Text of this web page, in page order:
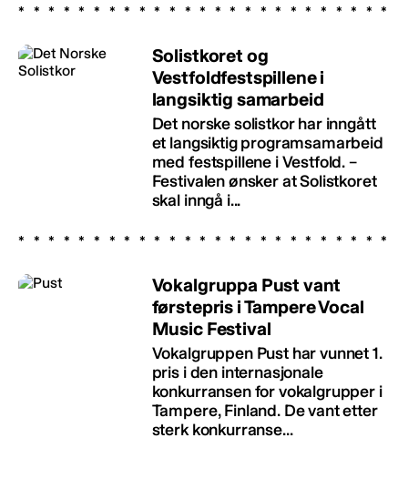
Solistkoret og
Vestfoldfestspillene i
langsiktig samarbeid
Det norske solistkor har inngått
et langsiktig programsamarbeid
med festspillene i Vestfold. –
Festivalen ønsker at Solistkoret
skal inngå i...
Vokalgruppa Pust vant
førstepris i Tampere Vocal
Music Festival
Vokalgruppen Pust har vunnet 1.
pris i den internasjonale
konkurransen for vokalgrupper i
Tampere, Finland. De vant etter
sterk konkurranse...